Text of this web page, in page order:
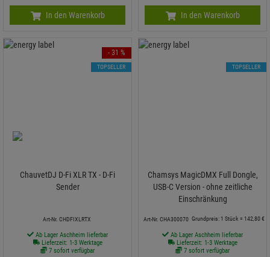
In den Warenkorb In den Warenkorb
ChauvetDJ D-Fi XLR TX - D-Fi
Sender
Art-Nr. CHDFIXLRTX
Ab Lager Aschheim lieferbar
Lieferzeit: 1-3 Werktage
7 sofort verfügbar
- 31 %
TOPSELLER
Chamsys MagicDMX Full Dongle,
USB-C Version - ohne zeitliche
Einschränkung
Art-Nr. CHA300070 Grundpreis: 1 Stück = 142,80€
Ab Lager Aschheim lieferbar
Lieferzeit: 1-3 Werktage
7 sofort verfügbar
TOPSELLER